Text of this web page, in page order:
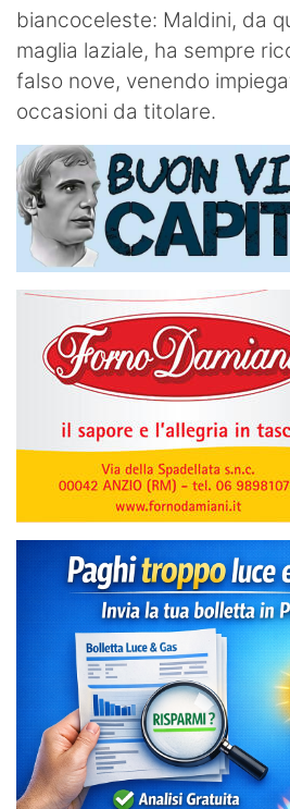
biancoceleste: Maldini, da
maglia laziale, ha sempre
falso nove, venendo
occasioni da titolare.